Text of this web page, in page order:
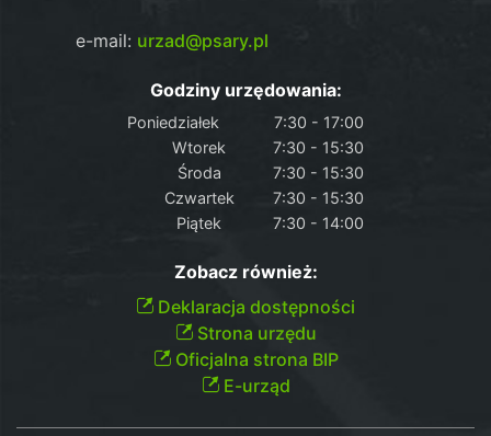
e-mail: urzad@psary.pl
Godziny urzędowania:
Poniedziałek
7:30 - 17:00
Wtorek
7:30 - 15:30
Środa
7:30 - 15:30
Czwartek
7:30 - 15:30
Piątek
7:30 - 14:00
Zobacz również:
Deklaracja dostępności
Strona urzędu
Oficjalna strona BIP
E-urząd